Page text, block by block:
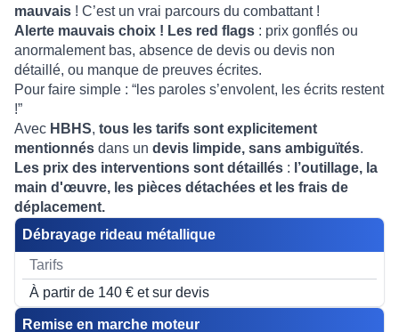
mauvais ! C’est un vrai parcours du combattant !
Alerte mauvais choix ! Les red flags : prix gonflés ou
anormalement bas, absence de devis ou devis non
détaillé, ou manque de preuves écrites.
Pour faire simple : “les paroles s’envolent, les écrits restent
!”
Avec HBHS, tous les tarifs sont explicitement
mentionnés dans un devis limpide, sans ambiguïtés.
Les prix des interventions sont détaillés : l’outillage, la
main d'œuvre, les pièces détachées et les frais de
déplacement.
Débrayage rideau métallique
À partir de 140 € et sur devis
Remise en marche moteur